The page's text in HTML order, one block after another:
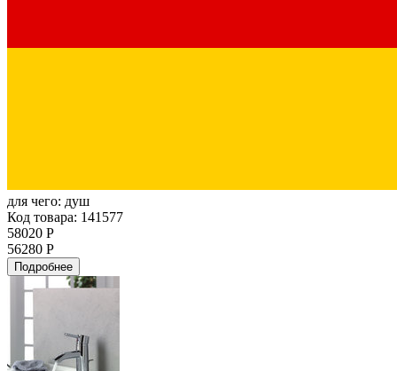
для чего: душ
Код товара: 141577
58020 Р
56280 Р
Подробнее